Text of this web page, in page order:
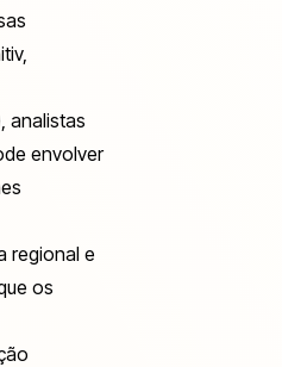
analistas
envolver
regional e
os